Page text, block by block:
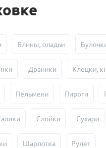
Блины, оладьи
Драники Клецки,
Пельмени Пироги
Слойки Сухари
Шарлотка Рулет